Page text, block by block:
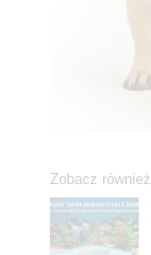
Zobacz również